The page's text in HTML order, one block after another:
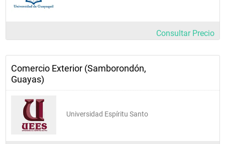
Consultar Precio
Comercio Exterior (Samborondón,
Guayas)
Universidad Espíritu Santo